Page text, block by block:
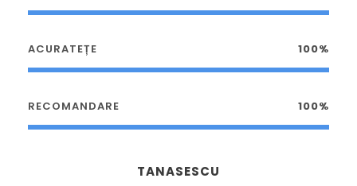
ACURATEȚE 100%
RECOMANDARE 100%
TANASESCU